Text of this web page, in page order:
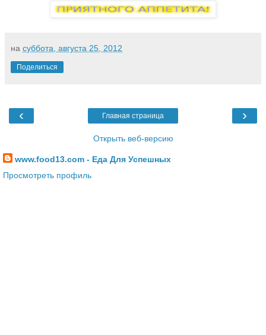
на суббота, августа 25, 2012
Поделиться
‹ ›
Главная страница
Открыть веб-версию
www.food13.com - Еда Для Успешных
Просмотреть профиль